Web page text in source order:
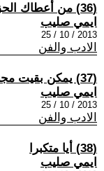
(36) من أعطاك الحق ؟؟؟
ايمي صليب
2013 / 10 / 25
الادب والفن
(37) يمكن بقيت مجنون بيكي !!
ايمي صليب
2013 / 10 / 25
الادب والفن
(38) أيا متكبرا
ايمي صليب